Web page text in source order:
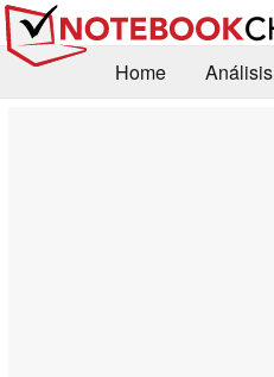
Home Análisis